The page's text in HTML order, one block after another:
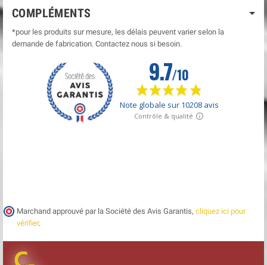
COMPLÉMENTS
*pour les produits sur mesure, les délais peuvent varier selon la
demande de fabrication. Contactez nous si besoin.
Marchand approuvé par la Société des Avis Garantis, cliquez ici pour
vérifier.